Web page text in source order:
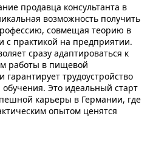
продавца консультанта в
возможность получить
совмещая теорию в
с практикой на предприятии.
сразу адаптироваться к
работы в пищевой
трудоустройство
Это идеальный старт
карьеры в Германии, где
опытом ценятся